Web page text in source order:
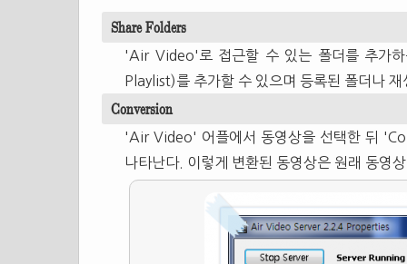
Share Folders
'Air Video'로 접근할 수 있는 폴더를 추가
Playlist)를 추가할 수 있으며 등록된 폴더나
Conversion
'Air Video' 어플에서 동영상을 선택한 뒤
나타난다. 이렇게 변환된 동영상은 원래 동영